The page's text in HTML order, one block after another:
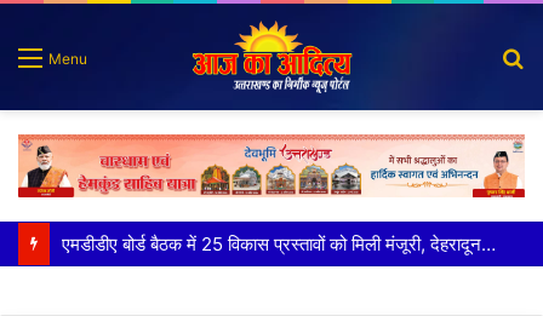
Menu
मुख्य सचिव ने अंडरग्राउंड विद्युत लाइन परियोजना का प्रस्ताव तैयार करने के दिये निर्देश